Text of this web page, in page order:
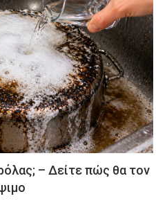
– Δείτε πώς θα τον